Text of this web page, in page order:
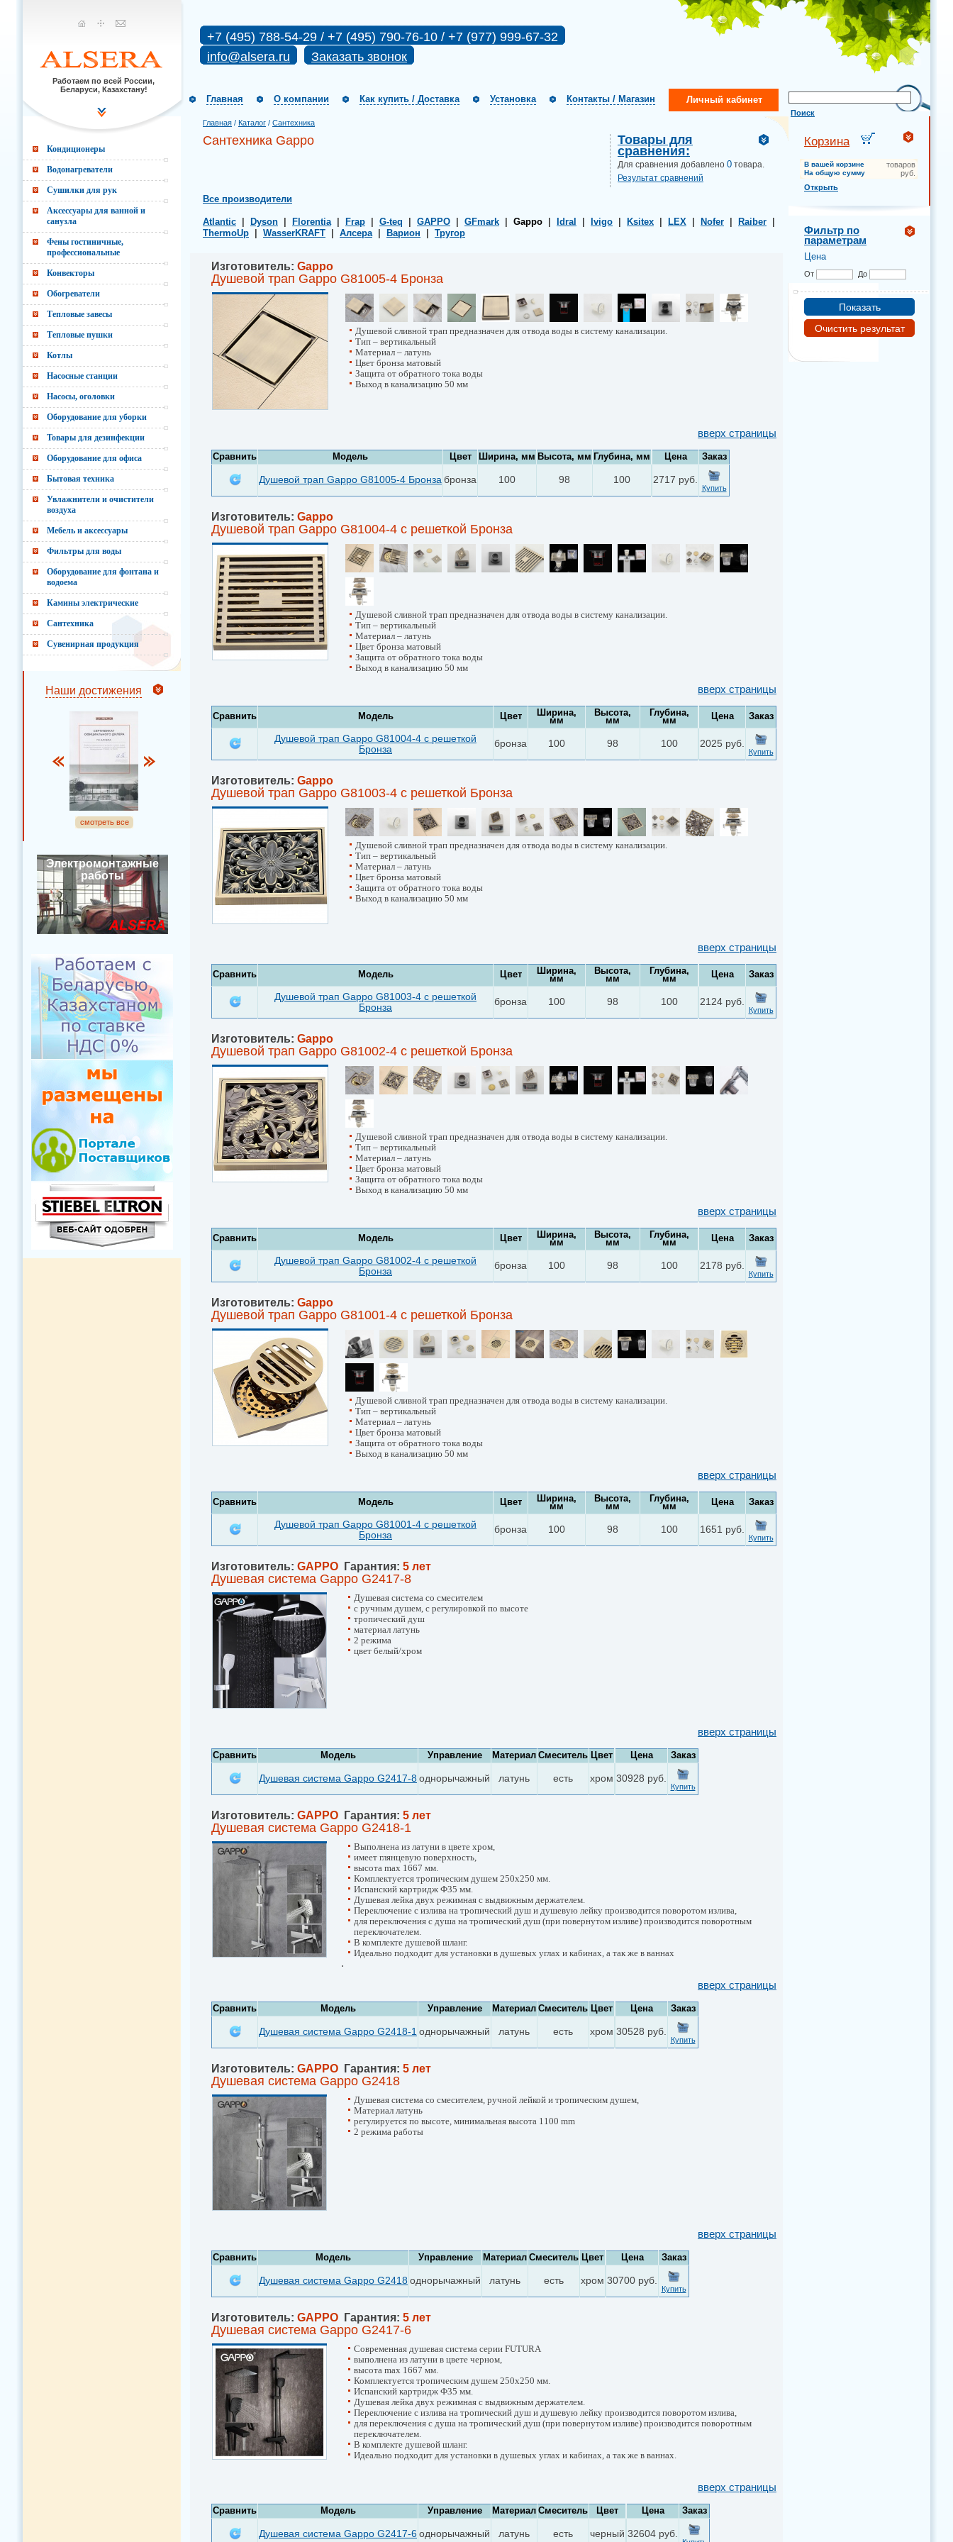
Работаем по всей России,
Беларуси, Казахстану!
+7 (495) 788-54-29 / +7 (495) 790-76-10 / +7 (977) 999-67-32
info@alsera.ru
Заказать звонок
Поиск
Главная О компании Как купить / Доставка Установка Контакты / Магазин Личный кабинет
Главная / Каталог / Сантехника
Сантехника Gappo
Товары для
сравнения:
Для сравнения добавлено 0 товара.
Результат сравнений
Все производители
Atlantic Dyson Florentia| Frap G-teq GAPPO GFmark Gappo Idral Ivigo Ksitex LEX Nofer Raiber
ThermoUp
WasserKRAFT Алсера| Варион Тругор
Изготовитель: Gappo
Душевой трап Gappo G81005-4 Бронза
Душевой сливной трап предназначен для отвода воды в систему канализации.
Тип – вертикальный
Материал – латунь
Цвет бронза матовый
Защита от обратного тока воды
Выход в канализацию 50 мм
вверх страницы
Сравнить Модель Цвет Ширина, мм Высота, мм Глубина, мм Цена Заказ
Душевой трап Gappo G81005-4 Бронза бронза 100 98 100 2717 руб.
Купить
Изготовитель: Gappo
Душевой трап Gappo G81004-4 с решеткой Бронза
Душевой сливной трап предназначен для отвода воды в систему канализации.
Тип – вертикальный
Материал – латунь
Цвет бронза матовый
Защита от обратного тока воды
Выход в канализацию 50 мм
вверх страницы
Сравнить Модель Цвет Ширина,
мм
Высота,
мм
Глубина,
мм Цена Заказ
Душевой трап Gappo G81004-4 с решеткой
Бронза
бронза 100 98 100 2025 руб.
Купить
Изготовитель: Gappo
Душевой трап Gappo G81003-4 с решеткой Бронза
Душевой сливной трап предназначен для отвода воды в систему канализации.
Тип – вертикальный
Материал – латунь
Цвет бронза матовый
Защита от обратного тока воды
Выход в канализацию 50 мм
вверх страницы
Сравнить Модель Цвет Ширина,
мм
Высота,
мм
Глубина,
мм Цена Заказ
Душевой трап Gappo G81003-4 с решеткой
Бронза
бронза 100 98 100 2124 руб.
Купить
Изготовитель: Gappo
Душевой трап Gappo G81002-4 с решеткой Бронза
Душевой сливной трап предназначен для отвода воды в систему канализации.
Тип – вертикальный
Материал – латунь
Цвет бронза матовый
Защита от обратного тока воды
Выход в канализацию 50 мм
вверх страницы
Сравнить Модель Цвет Ширина,
мм
Высота,
мм
Глубина,
мм Цена Заказ
Душевой трап Gappo G81002-4 с решеткой
Бронза
бронза 100 98 100 2178 руб.
Купить
Изготовитель: Gappo
Душевой трап Gappo G81001-4 с решеткой Бронза
Душевой сливной трап предназначен для отвода воды в систему канализации.
Тип – вертикальный
Материал – латунь
Цвет бронза матовый
Защита от обратного тока воды
Выход в канализацию 50 мм
вверх страницы
Сравнить Модель Цвет Ширина,
мм
Высота,
мм
Глубина,
мм Цена Заказ
Душевой трап Gappo G81001-4 с решеткой
Бронза
бронза 100 98 100 1651 руб.
Купить
Изготовитель: GAPPO Гарантия: 5 лет
Душевая система Gappo G2417-8
Душевая система со смесителем
с ручным душем, с регулировкой по высоте
тропический душ
материал латунь
2 режима
цвет белый/хром
вверх страницы
Сравнить Модель Управление Материал Смеситель Цвет Цена Заказ
Душевая система Gappo G2417-8 однорычажный латунь есть хром 30928 руб.
Купить
Изготовитель: GAPPO Гарантия: 5 лет
Душевая система Gappo G2418-1
Выполнена из латуни в цвете хром,
имеет глянцевую поверхность,
высота max 1667 мм.
Комплектуется тропическим душем 250х250 мм.
Испанский картридж Ф35 мм.
Душевая лейка двух режимная с выдвижным держателем.
Переключение с излива на тропический душ и душевую лейку производится поворотом излива,
для переключения с душа на тропический душ (при повернутом изливе) производится поворотным
переключателем.
В комплекте душевой шланг.
Идеально подходит для установки в душевых углах и кабинах, а так же в ваннах
.
вверх страницы
Сравнить Модель Управление Материал Смеситель Цвет Цена Заказ
Душевая система Gappo G2418-1 однорычажный латунь есть хром 30528 руб.
Купить
Изготовитель: GAPPO Гарантия: 5 лет
Душевая система Gappo G2418
Душевая система со смесителем, ручной лейкой и тропическим душем,
Материал латунь
регулируется по высоте, минимальная высота 1100 mm
2 режима работы
вверх страницы
Сравнить Модель Управление Материал Смеситель Цвет Цена Заказ
Душевая система Gappo G2418 однорычажный латунь есть хром 30700 руб.
Купить
Изготовитель: GAPPO Гарантия: 5 лет
Душевая система Gappo G2417-6
Современная душевая система серии FUTURA
выполнена из латуни в цвете черном,
высота max 1667 мм.
Комплектуется тропическим душем 250х250 мм.
Испанский картридж Ф35 мм.
Душевая лейка двух режимная с выдвижным держателем.
Переключение с излива на тропический душ и душевую лейку производится поворотом излива,
для переключения с душа на тропический душ (при повернутом изливе) производится поворотным
переключателем.
В комплекте душевой шланг.
Идеально подходит для установки в душевых углах и кабинах, а так же в ваннах.
вверх страницы
Сравнить Модель Управление Материал Смеситель Цвет Цена Заказ
Душевая система Gappo G2417-6однорычажный латунь есть черный 32604 руб.
Кондиционеры
Водонагреватели
Сушилки для рук
Аксессуары для ванной и
санузла
Фены гостиничные,
профессиональные
Конвекторы
Обогреватели
Тепловые завесы
Тепловые пушки
Котлы
Насосные станции
Насосы, оголовки
Оборудование для уборки
Товары для дезинфекции
Оборудование для офиса
Бытовая техника
Увлажнители и очистители
воздуха
Мебель и аксессуары
Фильтры для воды
Оборудование для фонтана и
водоема
Камины электрические
Сантехника
Сувенирная продукция
Наши достижения
смотреть все
Электромонтажные
работы
Корзина
В вашей корзине товаров
На общую сумму
руб.
Открыть
Фильтр по
параметрам
Цена
От До